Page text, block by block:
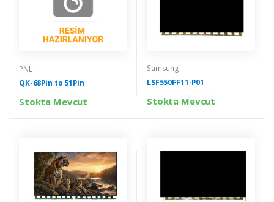
PNL
QK-68Pin to 51Pin
Stokta Mevcut
Samsung
LSF550FF11-P01
Stokta Mevcut